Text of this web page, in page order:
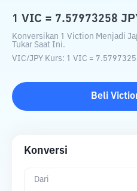
1 VIC = 7.57973258
Konversikan 1 Viction Menjadi
Tukar Saat Ini.
VIC/JPY Kurs: 1 VIC =
Beli
Konversi
Dari